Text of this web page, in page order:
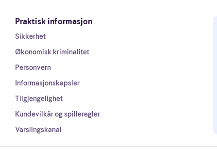
Praktisk informasjon
Sikkerhet
Økonomisk kriminalitet
Personvern
Informasjonskapsler
Tilgjengelighet
Kundevilkår og spilleregler
Varslingskanal